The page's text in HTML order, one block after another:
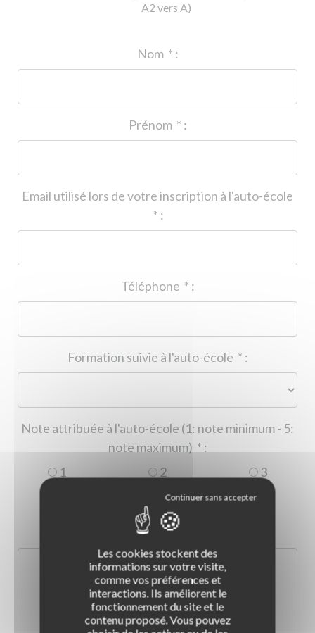
A2 vers A)
* :
* :
Email utilisé lors de votre inscription à l'auto-école
* :
* :
* :
Note attribuée à l'auto-école (1: note minimum - 5:
* :
1
2
3
5
Les cookies stockent des
informations sur votre visite,
comme vos préférences et
interactions. Ils améliorent le
fonctionnement du site et le
contenu proposé. Vous pouvez